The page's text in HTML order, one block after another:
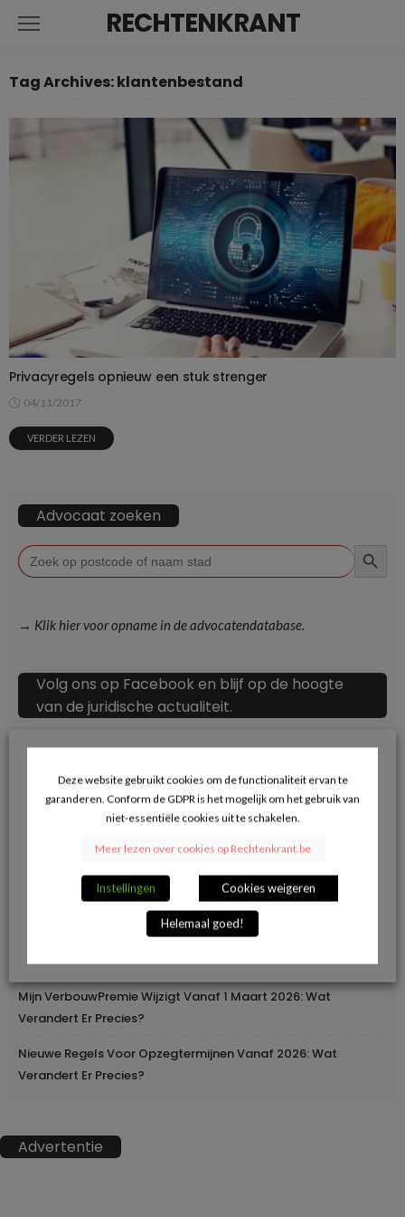
RECHTENKRANT
Tag Archives: klantenbestand
Privacyregels opnieuw een stuk strenger
04/11/2017
VERDER LEZEN
Advocaat zoeken
Zoek
naar:
→ Klik hier voor opname in de advocatendatabase.
Volg ons op Facebook en blijf op de hoogte
van de juridische actualiteit.
Recente berichten
Herroepingsrecht Bij Online Aankopen: Wanneer Mag Je Iets
Geleidelijke Verhoging Van Loopbaanvoorwaarden
Europa Moderniseert Het Rijbewijs: Digitaal En
Grensoverschrijdend
Mijn VerbouwPremie Wijzigt Vanaf 1 Maart 2026: Wat
Verandert Er Precies?
Nieuwe Regels Voor Opzegtermijnen Vanaf 2026: Wat
Verandert Er Precies?
Advertentie
Deze website gebruikt cookies om de functionaliteit ervan te
garanderen. Conform de GDPR is het mogelijk om het gebruik van
niet-essentiële cookies uit te schakelen.
Meer lezen over cookies op Rechtenkrant.be
Instellingen Cookies weigeren
Helemaal goed!